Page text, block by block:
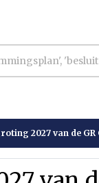
de GR GGD Zuid-Limburg